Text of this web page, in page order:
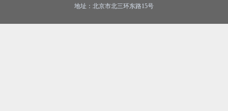
地址：北京市北三环东路15号